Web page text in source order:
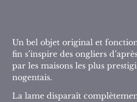
Un bel objet original et
fin s’inspire des ongliers
par les maisons les plus
nogentais.
La lame disparaît